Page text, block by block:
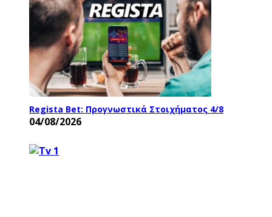
Regista Bet: Προγνωστικά Στοιχήματος 4/8
04/08/2026